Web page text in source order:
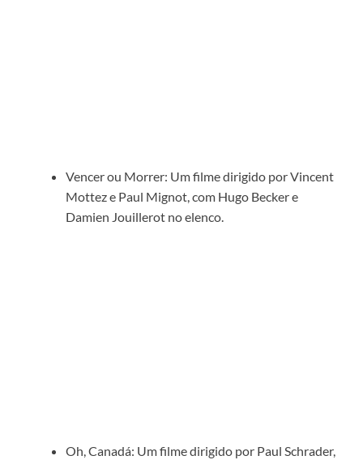
Vencer ou Morrer: Um filme dirigido por Vincent
Mottez e Paul Mignot, com Hugo Becker e
Damien Jouillerot no elenco.
Oh, Canadá: Um filme dirigido por Paul Schrader,